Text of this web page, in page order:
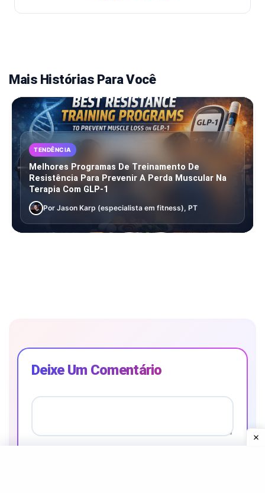
Mais Histórias Para Você
TENDÊNCIA
Melhores Programas De Treinamento De
Resistência Para Prevenir A Perda Muscular Na
Terapia Com GLP-1
Por Jason Karp (especialista em fitness), PT
Deixe Um Comentário